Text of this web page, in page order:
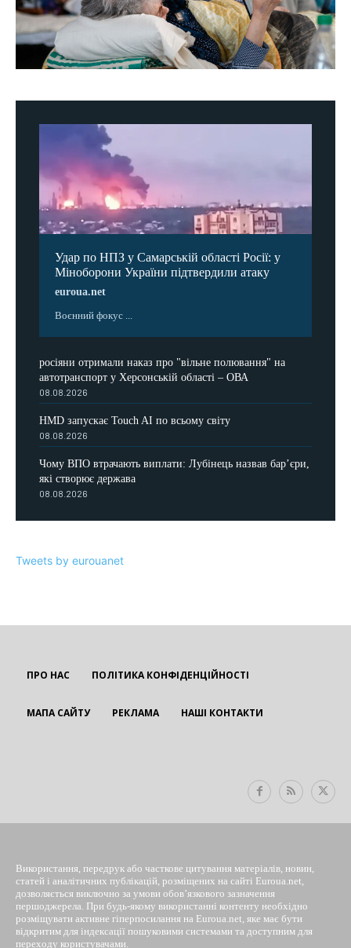
Удар по НПЗ у Самарській області Росії: у
Міноборони України підтвердили атаку
euroua.net
Воєнний фокус ...
росіяни отримали наказ про "вільне полювання" на
автотранспорт у Херсонській області – ОВА
08.08.2026
HMD запускає Touch AI по всьому світу
08.08.2026
Чому ВПО втрачають виплати: Лубінець назвав бар’єри,
які створює держава
08.08.2026
Tweets by eurouanet
ПРО НАС ПОЛІТИКА КОНФІДЕНЦІЙНОСТІ
МАПА САЙТУ РЕКЛАМА НАШІ КОНТАКТИ
Використання, передрук або часткове цитування матеріалів, новин,
статей і аналітичних публікацій, розміщених на сайті Euroua.net,
дозволяється виключно за умови обов’язкового зазначення
першоджерела. При будь-якому використанні контенту необхідно
розміщувати активне гіперпосилання на Euroua.net, яке має бути
відкритим для індексації пошуковими системами та доступним для
переходу користувачами.